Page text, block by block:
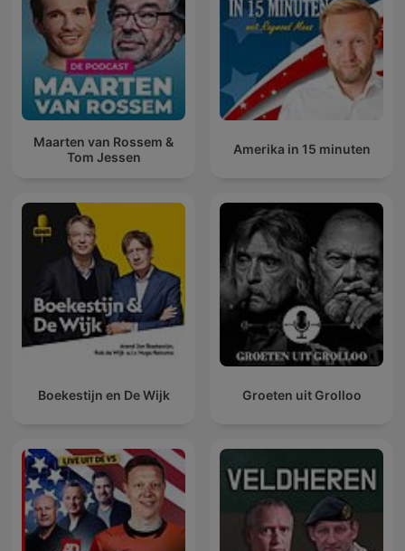
Maarten van Rossem &
Tom Jessen
Amerika in 15 minuten
Boekestijn en De Wijk Groeten uit Grolloo